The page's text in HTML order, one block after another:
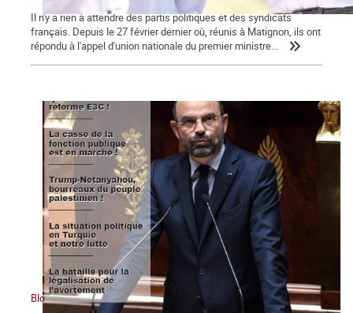
Il n'y a rien à attendre des partis politiques et des syndicats
français. Depuis le 27 février dernier où, réunis à Matignon, ils ont
répondu à l'appel d'union nationale du premier ministre...
Bloc notes, La Commune n° 123